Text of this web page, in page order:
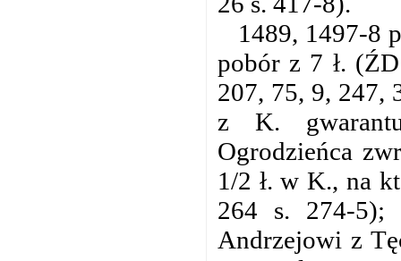
1489, 1497-8
pobór z 7 ł.
207, 75, 9, 247,
z K.
Ogrodzieńca
1/2 ł. w K., na
264 s. 274-5);
Andrzejowi z